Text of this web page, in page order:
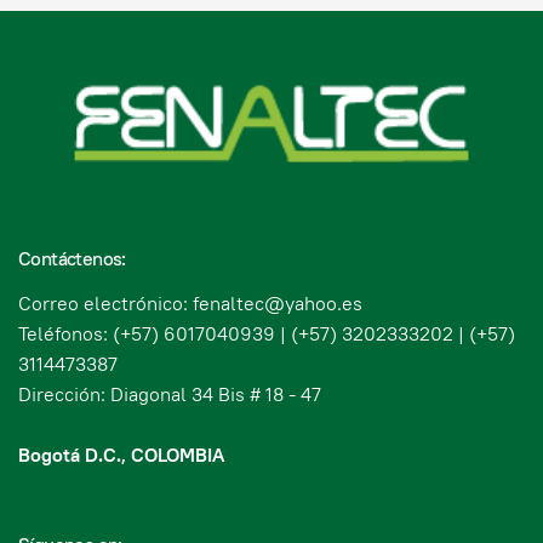
Contáctenos:
Correo electrónico: fenaltec@yahoo.es
Teléfonos: (+57) 6017040939 | (+57) 3202333202 | (+57)
3114473387
Dirección: Diagonal 34 Bis # 18 - 47
Bogotá D.C., COLOMBIA